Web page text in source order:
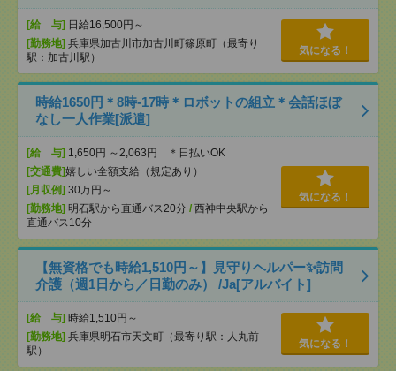
[給 与] 日給16,500円～
[勤務地] 兵庫県加古川市加古川町篠原町（最寄り
駅：加古川駅）
気になる！
時給1650円＊8時-17時＊ロボットの組立＊会話ほぼ
なし一人作業[派遣]
[給 与] 1,650円 ～2,063円 ＊日払いOK
[交通費]嬉しい全額支給（規定あり）
[月収例] 30万円～
[勤務地] 明石駅から直通バス20分 / 西神中央駅から
直通バス10分
気になる！
【無資格でも時給1,510円～】見守りヘルパー✨訪問
介護（週1日から／日勤のみ） /Ja[アルバイト]
[給 与] 時給1,510円～
[勤務地] 兵庫県明石市天文町（最寄り駅：人丸前
駅）
気になる！